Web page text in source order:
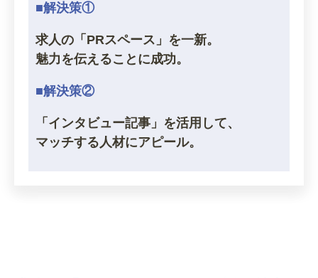
■解決策①
求人の「PRスペース」を一新。
魅力を伝えることに成功。
■解決策②
「インタビュー記事」を活用して、
マッチする人材にアピール。